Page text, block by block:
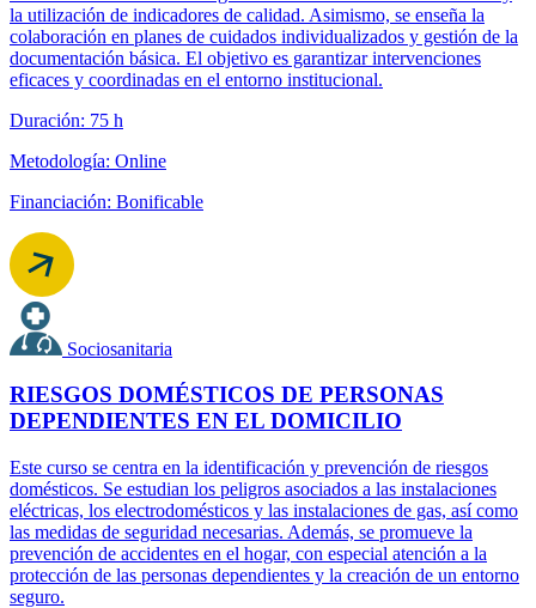
la utilización de indicadores de calidad. Asimismo, se enseña la
colaboración en planes de cuidados individualizados y gestión de la
documentación básica. El objetivo es garantizar intervenciones
eficaces y coordinadas en el entorno institucional.
Duración: 75 h
Metodología: Online
Financiación: Bonificable
Sociosanitaria
RIESGOS DOMÉSTICOS DE PERSONAS
DEPENDIENTES EN EL DOMICILIO
Este curso se centra en la identificación y prevención de riesgos
domésticos. Se estudian los peligros asociados a las instalaciones
eléctricas, los electrodomésticos y las instalaciones de gas, así como
las medidas de seguridad necesarias. Además, se promueve la
prevención de accidentes en el hogar, con especial atención a la
protección de las personas dependientes y la creación de un entorno
seguro.